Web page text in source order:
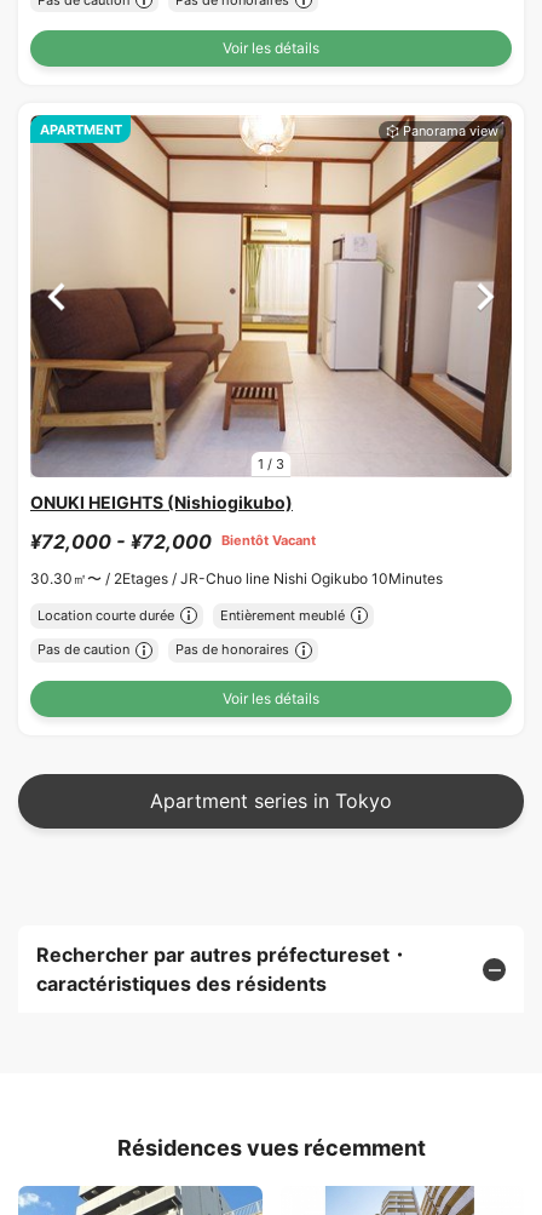
Voir les détails
1 / 3
APARTMENT
ONUKI HEIGHTS (Nishiogikubo)
¥72,000 - ¥72,000 Bientôt Vacant
30.30㎡〜 / 2Etages / JR-Chuo line Nishi Ogikubo 10Minutes
Location courte durée Entièrement meublé
Pas de caution Pas de honoraires
Voir les détails
Apartment series in Tokyo
Rechercher par autres préfectureset・
caractéristiques des résidents
Résidences vues récemment